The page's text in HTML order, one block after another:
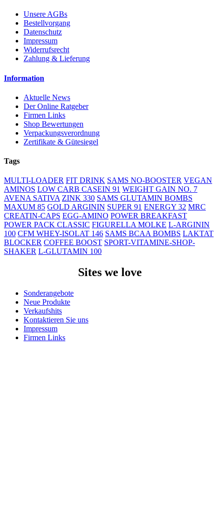
Unsere AGBs
Bestellvorgang
Datenschutz
Impressum
Widerrufsrecht
Zahlung & Lieferung
Information
Aktuelle News
Der Online Ratgeber
Firmen Links
Shop Bewertungen
Verpackungsverordnung
Zertifikate & Gütesiegel
Tags
MULTI-LOADER FIT DRINK SAMS NO-BOOSTER VEGAN
AMINOS LOW CARB CASEIN 91 WEIGHT GAIN NO. 7
AVENA SATIVA ZINK 330 SAMS GLUTAMIN BOMBS
MAXUM 85 GOLD ARGININ SUPER 91 ENERGY 32 MRC
CREATIN-CAPS EGG-AMINO POWER BREAKFAST
POWER PACK CLASSIC FIGURELLA MOLKE L-ARGININ
100 CFM WHEY-ISOLAT 146 SAMS BCAA BOMBS LAKTAT
BLOCKER COFFEE BOOST SPORT-VITAMINE-SHOP-
SHAKER L-GLUTAMIN 100
Sites we love
Sonderangebote
Neue Produkte
Verkaufshits
Kontaktieren Sie uns
Impressum
Firmen Links